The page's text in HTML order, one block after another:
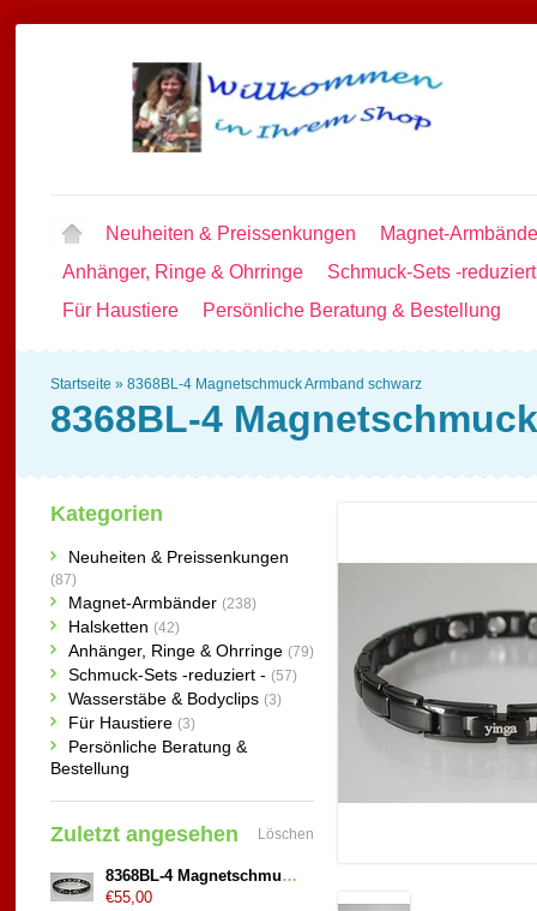
Neuheiten & Preissenkungen
Magnet-
Anhänger, Ringe & Ohrringe
Schmuck-Sets -
Für Haustiere
Persönliche Beratung & Bestellung
Startseite » 8368BL-4 Magnetschmuck Armband schwarz
8368BL-4
Kategorien
Neuheiten & Preissenkungen
(87)
Magnet-Armbänder (238)
Halsketten (42)
Anhänger, Ringe & Ohrringe (79)
Schmuck-Sets -reduziert - (57)
Wasserstäbe & Bodyclips (3)
Für Haustiere (3)
Persönliche Beratung &
Bestellung
Zuletzt angesehen Löschen
8368BL-4 Magnetschmuck Armband schwarz
€55,00